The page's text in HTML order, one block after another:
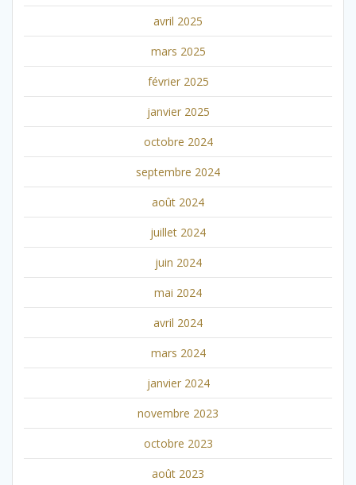
avril 2025
mars 2025
février 2025
janvier 2025
octobre 2024
septembre 2024
août 2024
juillet 2024
juin 2024
mai 2024
avril 2024
mars 2024
janvier 2024
novembre 2023
octobre 2023
août 2023